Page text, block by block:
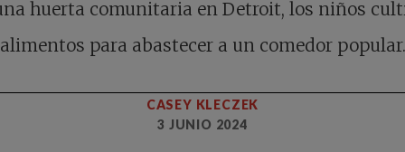
huerta comunitaria en Detroit, los niños
alimentos para abastecer a un comedor popular.
CASEY KLECZEK
3 JUNIO 2024